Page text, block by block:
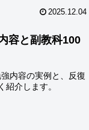
2025.12.04
容と副教科100
内容の実例と、反復
介します。